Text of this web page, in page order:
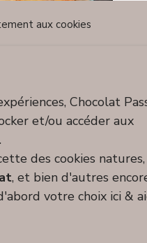
aux cookies
Chocolat
et/ou accéder aux
des cookies
, et bien d'autres
votre choix ici &
pomme-fraise